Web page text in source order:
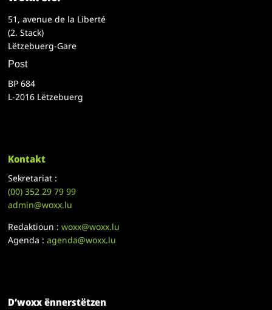
51, avenue de la Liberté
(2. Stack)
Lëtzebuerg-Gare
Post
BP 684
L-2016 Lëtzebuerg
Kontakt
Sekretariat :
(00)352 29 79 99
admin@woxx.lu
Redaktioun :woxx@woxx.lu
Agenda :agenda@woxx.lu
D’woxx ënnerstëtzen